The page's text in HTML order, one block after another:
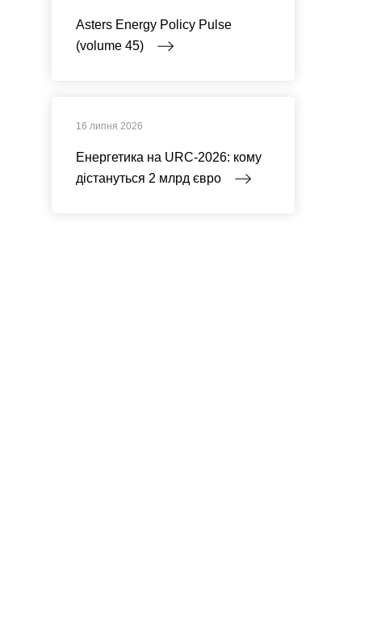
Asters Energy Policy Pulse
(volume 45)
16 липня 2026
Енергетика на URC-2026: кому
дістануться 2 млрд євро